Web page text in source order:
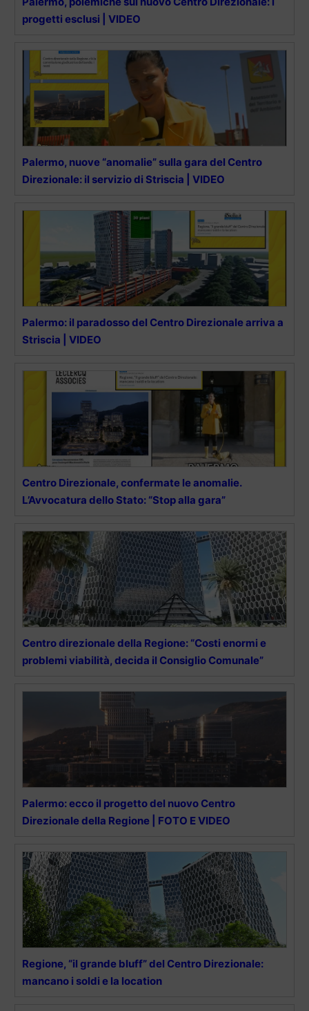
progetti esclusi | VIDEO
Palermo, nuove “anomalie” sulla gara del Centro
Direzionale: il servizio di Striscia | VIDEO
Palermo: il paradosso del Centro Direzionale arriva a
Striscia | VIDEO
Centro Direzionale, confermate le anomalie.
L’Avvocatura dello Stato: “Stop alla gara”
Centro direzionale della Regione: “Costi enormi e
problemi viabilità, decida il Consiglio Comunale”
Palermo: ecco il progetto del nuovo Centro
Direzionale della Regione | FOTO E VIDEO
Regione, “il grande bluff” del Centro Direzionale:
mancano i soldi e la location